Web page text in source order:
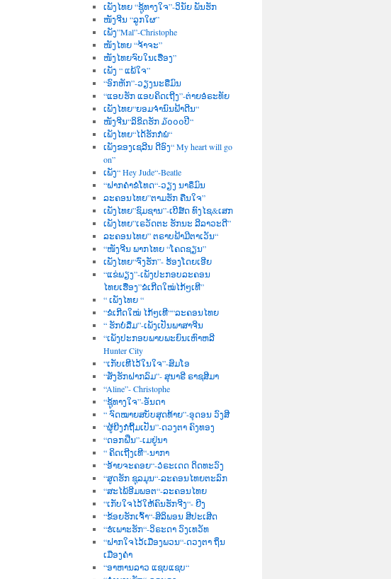
ເພັງໄທຍ “ຊູ້ທາງໃຈ”-ວິນັຍ ພັນຮັກ
ໜັງຈີນ “ລູກໃຜ”
ເພັງ”Mal”-Christophe
ໜັງໄທຍ “ຈ້າຈະ”
ໜັງໄທຍຈົບໃນເຮື່ອງ”
ເພັງ “ ແພ້ໃຈ”
“ອົກຫັກ”-ວຽງນະຣືມົນ
“ແອບຮັກ ແອບຄິດເຖີງ”-ຕ່າຍອໍຣະທັຍ
ເພັງໄທຍ“ຍອມຈຳນົນຟ້າດີນ“
ໜັງຈີນ“ລິຂິດຮັກ ໓໐໐໐ປີ“
ເພັງໄທຍ“ໄດ້ຮັກກໍພໍ“
ເພັງຂອງເຊລີນ ດີອົງ“ My heart will go
on”
ເພັງ“ Hey Jude“-Beatle
“ຝາກຄຳຂໍໂທດ“-ວຽງ ນາຣຶມົນ
ລະຄອນໄທຍ”ຕາມຮັກ ຄືນໃຈ”
ເພັງໄທຍ”ຊົມຊານ”-ເບີສ໌ດ ທົງໄຊ&ເສກ
ເພັງໄທຍ”ເຣວັດຕະ ຮັກນະ ລີລາວະດີ”
ລະຄອນໄທຍ” ຕຣາບຟ້າມີຕາເວັນ“
“ໜັງຈີນ ພາກໄທຍ “ໂຄດຊຽນ”
ເພັງໄທຍ“ຈົ່ງຮັກ”- ຮ້ອງໂດຍເອີຍ
“ແຂ່ພຽງ”-ເພັງປະກອບລະຄອນ
ໄທຍເຮື່ອງ”ຂໍເກີດໃໝ່ໄກ້ໆເທີ”
“ ເພັງໄທຍ “
“ຂໍເກີດໃໝ່ ໄກ້ໆເທີ““ລະຄອນໄທຍ
“ ຮັກບໍ່ລືມ”-ເພັງເປັນພາສາຈີນ
“ເພັງປະກອບພາບພະຍົນເຫົາຫລີ
Hunter City
“ເກັບເທີໄວ້ໃນໃຈ”-ສົມໂອ
“ສັ່ງຮັກຝາກລົມ”- ສຸນາຣີ ຣາຊສີມາ
“Aline”- Christophe
“ຊູ້ທາງໃຈ”-ອັນດາ
“ ຈົດໝາຍສບັບສຸດທ້າຍ”-ອຸດອນ ວົງສີ
“ຜູ້ຍີງກໍຖີ້ມເປັນ”-ດວງຕາ ຄົງທອງ
“ດອກຝີ່ນ”-ເມຢູ່ນາ
“ ຄິດເຖີງເທີ“-ນາກາ
“ອ້າຍຈະຄອຍ“-ວໍຣະເດດ ດິດທະວົງ
“ສູດຮັກ ຊຸລມຸນ“-ລະຄອນໄທຍຕະລົກ
“ສະໄພ້ອີມພອຕ“-ລະຄອນໄທຍ
“ເກັບໃຈໄວ້ໃຫ້ຄົນຮັກຈີງ“- ຍີງ
“ຂ້ອຍຮັກເຈົ້າ“-ສິລິພອນ ສີປະເສີດ
“ຮໍເພາະຮັກ“-ວິຣະດາ ວົງເທວັທ
“ຝາກໃຈໄວ້ເມືອງພວນ“-ດວງຕາ ຖິ່ນ
ເມືອງຄຳ
“ອາຫານລາວ ແຊບແຊບ“